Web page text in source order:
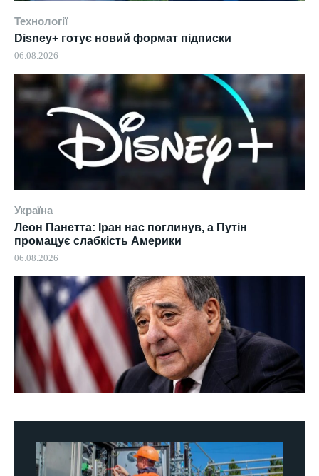
Технології
Disney+ готує новий формат підписки
06.08.2026
Україна
Леон Панетта: Іран нас поглинув, а Путін
промацує слабкість Америки
06.08.2026